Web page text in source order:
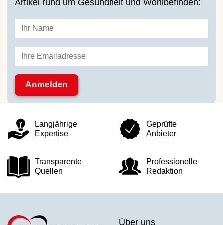
Artikel rund um Gesundheit und Wohlbefinden:
Langjährige
Expertise
Geprüfte
Anbieter
Transparente
Quellen
Professionelle
Redaktion
Über uns